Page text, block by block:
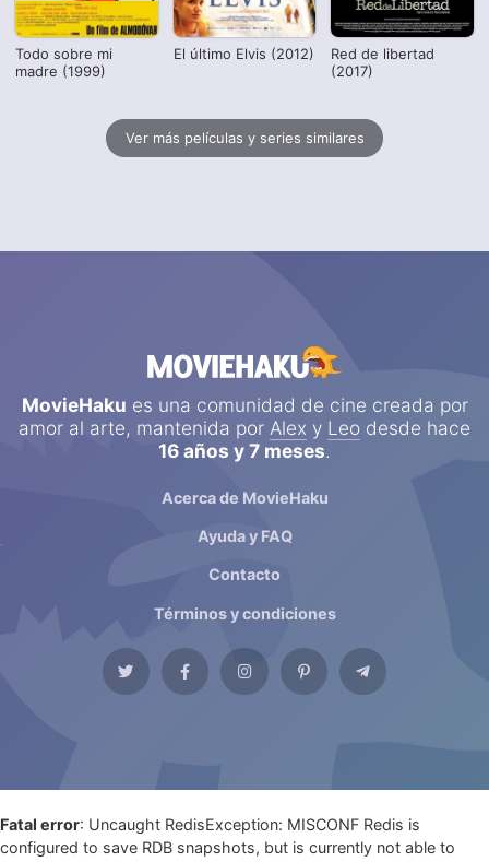
Todo sobre mi
madre (1999)
El último Elvis (2012)
Red de libertad
(2017)
Ver más películas y series similares
MovieHaku es una comunidad de cine creada por
amor al arte, mantenida por Alex y Leo desde hace
16 años y 7 meses.
Acerca de MovieHaku
Ayuda y FAQ
Contacto
Términos y condiciones
Fatal error: Uncaught RedisException: MISCONF Redis is
configured to save RDB snapshots, but is currently not able to